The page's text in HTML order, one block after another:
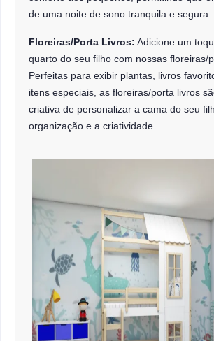
de uma noite de sono tranquila e segura.
Floreiras/Porta Livros: Adicione um
quarto do seu filho com nossas floreiras/
Perfeitas para exibir plantas, livros
itens especiais, as floreiras/porta livros
criativa de personalizar a cama do seu
organização e a criatividade.